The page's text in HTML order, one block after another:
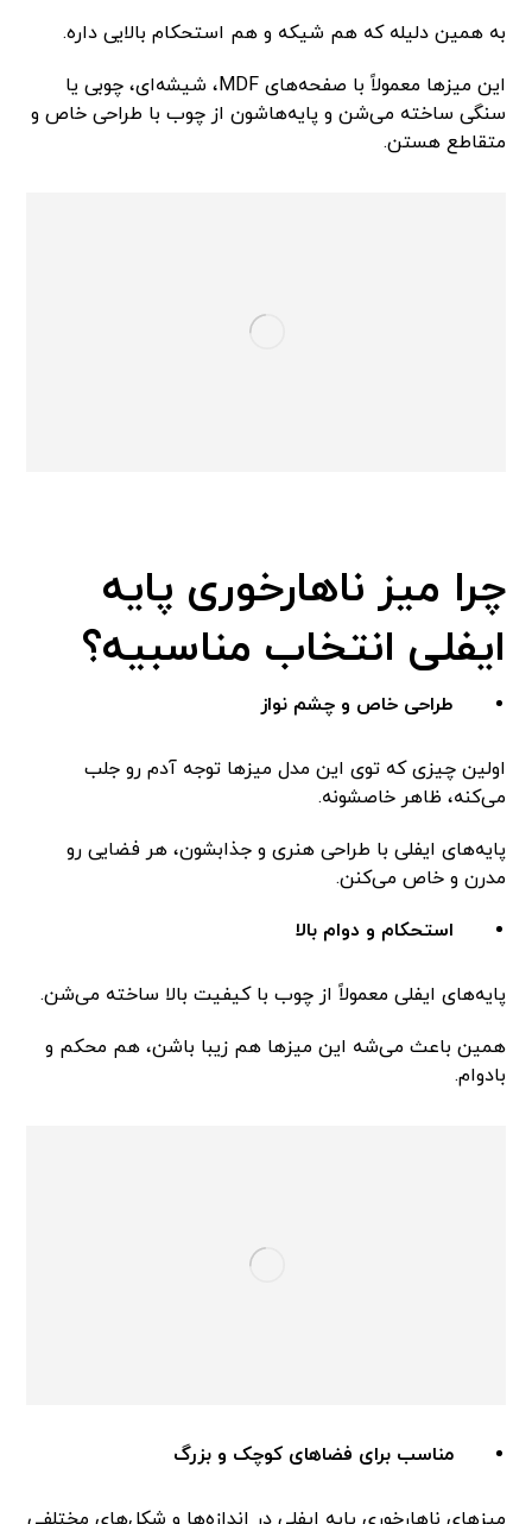
به همین دلیله که هم شیکه و هم استحکام بالایی داره.
این میزها معمولاً با صفحه‌های MDF، شیشه‌ای، چوبی یا
سنگی ساخته می‌شن و پایه‌هاشون از چوب با طراحی خاص و
متقاطع هستن.
چرا میز ناهارخوری پایه
ایفلی انتخاب مناسبیه؟
طراحی خاص و چشم نواز
اولین چیزی که توی این مدل میزها توجه آدم رو جلب
می‌کنه، ظاهر خاصشونه.
پایه‌های ایفلی با طراحی هنری و جذابشون، هر فضایی رو
مدرن و خاص می‌کنن.
استحکام و دوام بالا
پایه‌های ایفلی معمولاً از چوب با کیفیت بالا ساخته می‌شن.
همین باعث می‌شه این میزها هم زیبا باشن، هم محکم و
بادوام.
مناسب برای فضاهای کوچک و بزرگ